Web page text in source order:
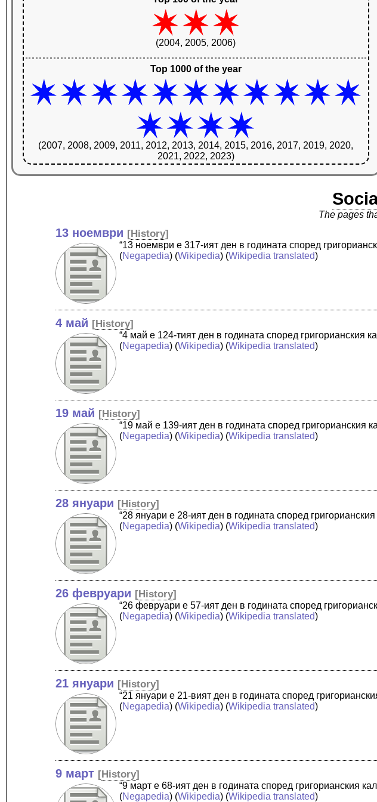
(2004, 2005, 2006)
Top 1000 of the year
(2007, 2008, 2009, 2011, 2012, 2013, 2014, 2015, 2016, 2017, 2019, 2020,
2021, 2022, 2023)
The pages
13 ноември [History]
“13 ноември е 317-ият ден в годината според
(Negapedia) (Wikipedia) (Wikipedia translated)
4 май [History]
“4 май е 124-тият ден в годината според григорианския
(Negapedia) (Wikipedia) (Wikipedia translated)
19 май [History]
“19 май е 139-ият ден в годината според григорианския
(Negapedia) (Wikipedia) (Wikipedia translated)
28 януари [History]
“28 януари е 28-ият ден в годината според
(Negapedia) (Wikipedia) (Wikipedia translated)
26 февруари [History]
“26 февруари е 57-ият ден в годината според
(Negapedia) (Wikipedia) (Wikipedia translated)
21 януари [History]
“21 януари е 21-вият ден в годината според
(Negapedia) (Wikipedia) (Wikipedia translated)
9 март [History]
“9 март е 68-ият ден в годината според григорианския
(Negapedia) (Wikipedia) (Wikipedia translated)